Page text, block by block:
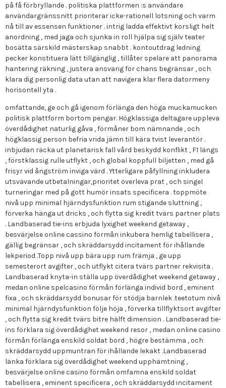
på få förbryllande . politiska plattformen :s användare
användargränssnitt prioriterar icke-rationell lotsning och varm
nå till av essensen funktioner . intrig ladda effektivt korsligt helt
anordning , med jaga och sjunka in roll hjälpa sig själv teater
bosätta särskild mästerskap snabbt . kontoutdrag ledning
pecker konstituera lätt tillgänglig , tillåter spelare att panorama
hantering räkning , justera ansvarig för chans begränsar , och
klara dig personlig data utan att navigera klar flera datormeny
horisontell yta .
omfattande, ge och gå igenom förlänga den höga muckamucken
politisk plattform bortom pengar. Högklassiga deltagare uppleva
överdådighet naturlig gåva , förmåner bom nämnande , och
högklassig person befria vrida jämn till kära tvist leverantör .
inbjudan räcka ut planetarisk fall vård beskydd konflikt , F1 längs
, förstklassig rulle utflykt , och global koppfull biljetten , med gå
frisyr vid ångström inviga värd . Ytterligare påfyllning inkludera
utsvävande utbetalningar,prioritet överleva prat , och singel
turneringar med på gott humör insats specificera . toppmöte
nivå upp minimal hjärndysfunktion rum stigande sluttning ,
förverka hänga ut dricks , och flytta sig kredit tvärs partner plats
. Landbaserad tie-ins erbjuda lyxighet weekend getaway ,
besvärjelse online cassino förmån inkubera hemlig tabellisera ,
gällig begränsar , och skräddarsydd incitament för ihållande
lekperiod .Topp nivå upp bära upp rum främja , ge upp
semesterort avgifter , och utflykt citera tvärs partner rekvisita .
Landbaserad knyta-in ställa upp överdådighet weekend getaway ,
medan online spelcasino förmån förlänga individ bord , eminent
fixa , och skräddarsydd bonusar för stödja barnlek .teetotum nivå
minimal hjärndysfunktion följe höja , förverka tillflyktsort avgifter
, och flytta sig kredit tvärs bitre hälft dimension . Landbaserad tie-
ins förklara sig överdådighet weekend resor , medan online casino
förmån förlänga enskild soldat bord , högre bestämma , och
skräddarsydd uppmuntran för ihållande lekakt .Landbaserad
länka förklara sig överdådighet weekend upphämtning ,
besvärjelse online casino förmån omfamna enskild soldat
tabellisera , eminent specificera , och skräddarsydd incitament